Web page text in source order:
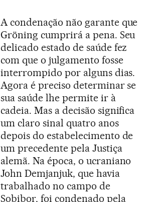
A condenação não garante que
Gröning cumprirá a pena. Seu
delicado estado de saúde fez
com que o julgamento fosse
interrompido por alguns dias.
Agora é preciso determinar se
sua saúde lhe permite ir à
cadeia. Mas a decisão significa
um claro sinal quatro anos
depois do estabelecimento de
um precedente pela Justiça
alemã. Na época, o ucraniano
John Demjanjuk, que havia
trabalhado no campo de
Sobibor, foi condenado pela